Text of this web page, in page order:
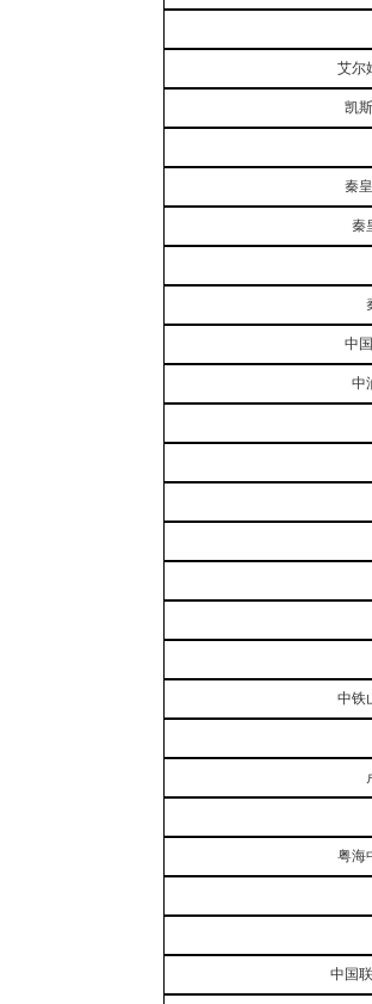
艾尔
凯
秦
秦
中
中
中铁
粤海
中国